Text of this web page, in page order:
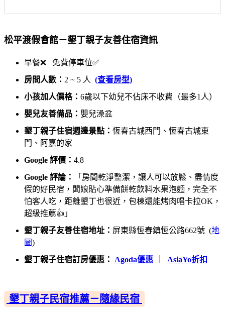
松平渡假會館－墾丁親子友善住宿資訊
早餐❌ 免費停車位✅
房間人數： 2 ~ 5 人 (查看房型)
小孩加人價格： 6歲以下幼兒不佔床不收費（最多1人）
嬰兒友善備品： 嬰兒澡盆
墾丁親子住宿週邊景點： 恆春古城西門、恆春古城東
門、阿嘉的家
Google 評價： 4.8
Google 評論：
「房間乾淨整潔，讓人可以放鬆、盡情度
假的好民宿，闆娘貼心準備餅乾飲料水果泡麵，完全不
怕客人吃，距離墾丁也很近，包棟還能烤肉唱卡拉OK，
超級推薦👍」
墾丁親子友善住宿地址： 屏東縣恆春鎮恆公路662號 (地
圖)
墾丁親子住宿訂房優惠：
Agoda優惠 AsiaYo折扣
墾丁親子民宿推薦－隨緣民宿